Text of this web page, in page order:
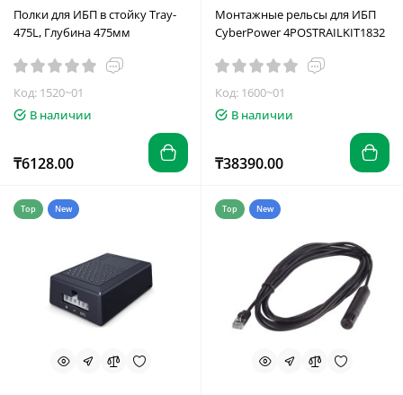
Полки для ИБП в стойку Tray-
475L, Глубина 475мм
Код: 1520~01
В наличии
₸6128.00
Монтажные рельсы для ИБП
CyberPower 4POSTRAILKIT1832
Код: 1600~01
В наличии
₸38390.00
Top New Top New